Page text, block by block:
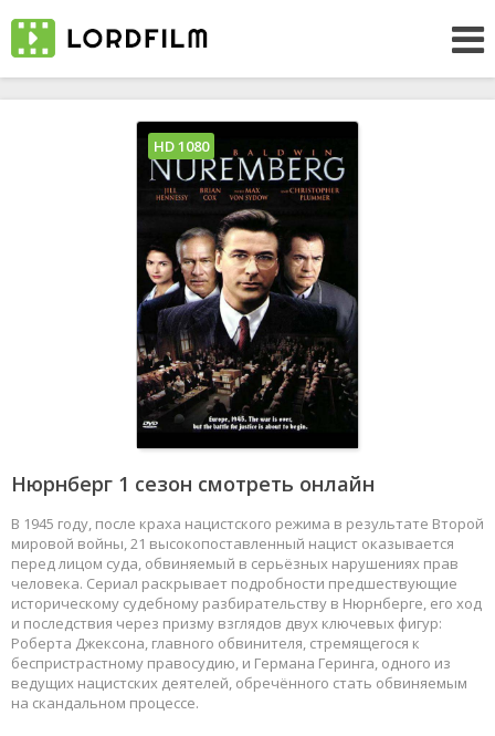
Нюрнберг 1 сезон смотреть онлайн
В 1945 году, после краха нацистского режима в результате Второй
мировой войны, 21 высокопоставленный нацист оказывается
перед лицом суда, обвиняемый в серьёзных нарушениях прав
человека. Сериал раскрывает подробности предшествующие
историческому судебному разбирательству в Нюрнберге, его ход
и последствия через призму взглядов двух ключевых фигур:
Роберта Джексона, главного обвинителя, стремящегося к
беспристрастному правосудию, и Германа Геринга, одного из
ведущих нацистских деятелей, обречённого стать обвиняемым
на скандальном процессе.
HD 1080